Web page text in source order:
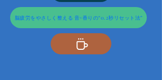
脳疲労をやさしく整える 音×香りの“0.2秒リセット法”